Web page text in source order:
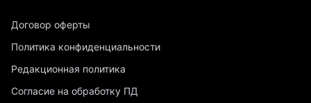
Договор оферты
Политика конфиденциальности
Редакционная политика
Согласие на обработку ПД